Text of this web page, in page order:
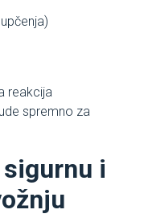
reakcija
spremno za
i